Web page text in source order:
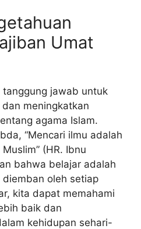
Umat
jawab untuk
meningkatkan
agama Islam.
“Mencari ilmu adalah
(HR. Ibnu
bahwa belajar adalah
oleh setiap
kita dapat memahami
baik dan
kehidupan sehari-